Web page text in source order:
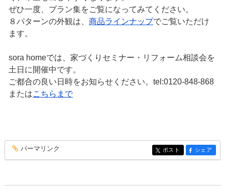
ぜひ一度、プラン集をご覧になってみてください。
８パターンの外観は、 商品ラインナップでご覧いただけ
ます。
sora homeでは、家づくりセミナー・リフォーム相談会を
土日に開催中です。
ご都合の良い日時をお知らせください。tel:0120-848-868
またはこちらまで
entry162
パーマリンク entry162
ポスト entry162
シェア